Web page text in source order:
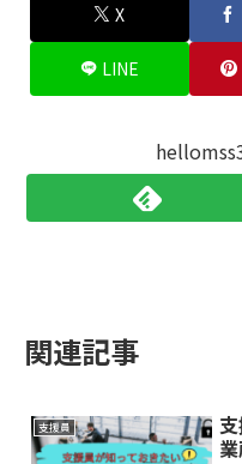
X
LINE
関連記事
支援員